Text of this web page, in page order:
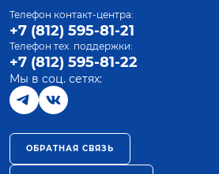
Телефон контакт-центра:
+7 (812) 595-81-21
Телефон тех. поддержки:
+7 (812) 595-81-22
Мы в соц. сетях:
ОБРАТНАЯ СВЯЗЬ